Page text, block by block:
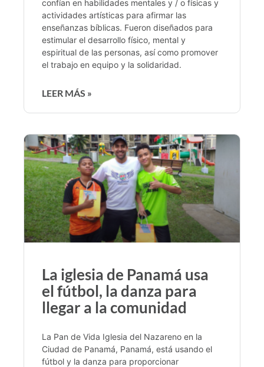
confían en habilidades mentales y / o físicas y
actividades artísticas para afirmar las
enseñanzas bíblicas. Fueron diseñados para
estimular el desarrollo físico, mental y
espiritual de las personas, así como promover
el trabajo en equipo y la solidaridad.
LEER MÁS »
La iglesia de Panamá usa
el fútbol, la danza para
llegar a la comunidad
La Pan de Vida Iglesia del Nazareno en la
Ciudad de Panamá, Panamá, está usando el
fútbol y la danza para proporcionar